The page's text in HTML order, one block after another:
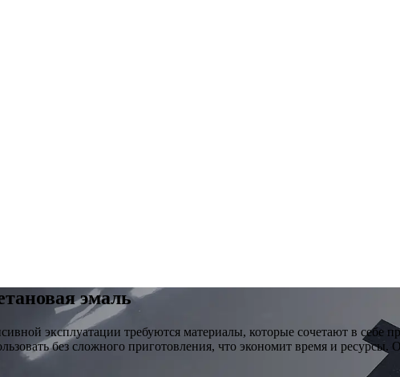
эмаль
эксплуатации требуются материалы, которые сочетают в себе
без сложного приготовления, что экономит время и ресурсы.